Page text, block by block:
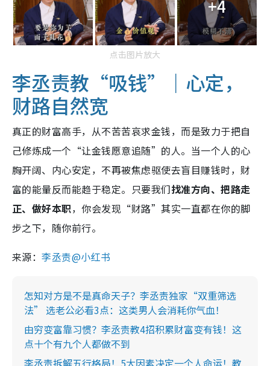
+4
点击图片放大
李丞责教“吸钱”｜心定，
财路自然宽
真正的财富高手，从不苦苦哀求金钱，而是致力于把自
己修炼成一个“让金钱愿意追随”的人。当一个人的心
胸开阔、内心安定，不再被焦虑驱使去盲目赚钱时，财
富的能量反而能趋于稳定。只要我们找准方向、把路走
正、做好本职，你会发现“财路”其实一直都在你的脚
步之下，随你前行。
来源：李丞责@小红书
怎知对方是不是真命天子？李丞责独家“双重筛选
法” 选老公必看3点：这类男人会消耗你气血！
由穷变富靠习惯？李丞责教4招积累财富变有钱！这
点十个有九个人都做不到
李丞责拆解五行格局！5大因素决定一个人命运！教